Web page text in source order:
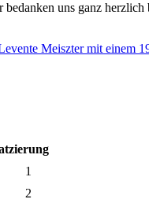
bedanken uns ganz
1
2